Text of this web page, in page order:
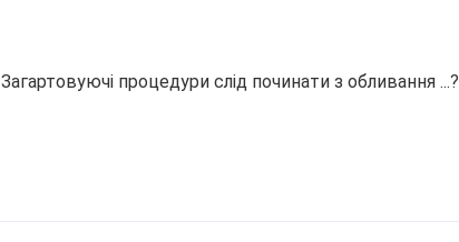
Загартовуючі процедури слід починати з обливання ...?